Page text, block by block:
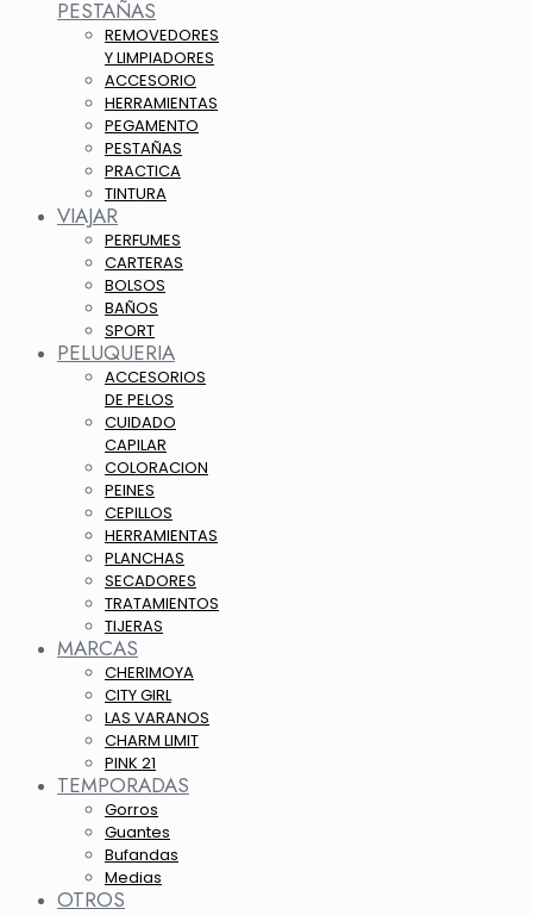
PESTAÑAS
REMOVEDORES
Y LIMPIADORES
ACCESORIO
HERRAMIENTAS
PEGAMENTO
PESTAÑAS
PRACTICA
TINTURA
VIAJAR
PERFUMES
CARTERAS
BOLSOS
BAÑOS
SPORT
PELUQUERIA
ACCESORIOS
DE PELOS
CUIDADO
CAPILAR
COLORACION
PEINES
CEPILLOS
HERRAMIENTAS
PLANCHAS
SECADORES
TRATAMIENTOS
TIJERAS
MARCAS
CHERIMOYA
CITY GIRL
LAS VARANOS
CHARM LIMIT
PINK 21
TEMPORADAS
Gorros
Guantes
Bufandas
Medias
OTROS